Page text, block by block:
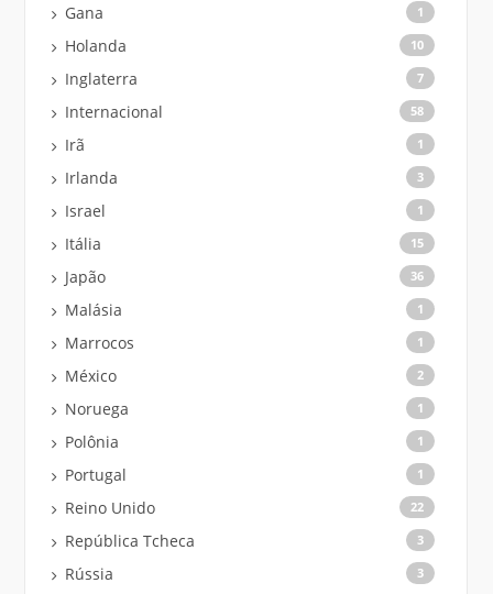
Gana 1
Holanda 10
Inglaterra 7
Internacional 58
Irã 1
Irlanda 3
Israel 1
Itália 15
Japão 36
Malásia 1
Marrocos 1
México 2
Noruega 1
Polônia 1
Portugal 1
Reino Unido 22
República Tcheca 3
Rússia 3